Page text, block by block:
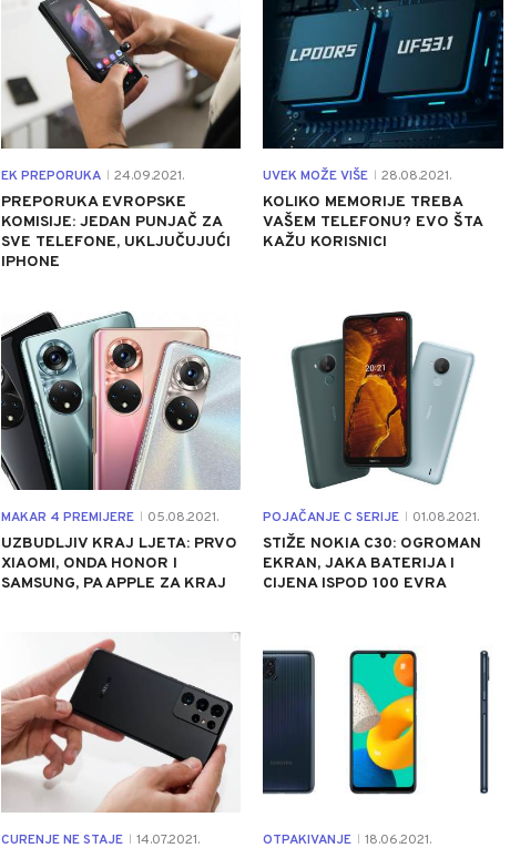
EK PREPORUKA 24.09.2021.
PREPORUKA EVROPSKE
KOMISIJE: JEDAN PUNJAČ ZA
SVE TELEFONE, UKLJUČUJUĆI
IPHONE
UVEK MOŽE VIŠE 28.08.2021.
KOLIKO MEMORIJE TREBA
VAŠEM TELEFONU? EVO ŠTA
KAŽU KORISNICI
MAKAR 4 PREMIJERE 05.08.2021.
UZBUDLJIV KRAJ LJETA: PRVO
XIAOMI, ONDA HONOR I
SAMSUNG, PA APPLE ZA KRAJ
POJAČANJE C SERIJE 01.08.2021.
STIŽE NOKIA C30: OGROMAN
EKRAN, JAKA BATERIJA I
CIJENA ISPOD 100 EVRA
CURENJE NE STAJE 14.07.2021.
0
OTPAKIVANJE 18.06.2021.